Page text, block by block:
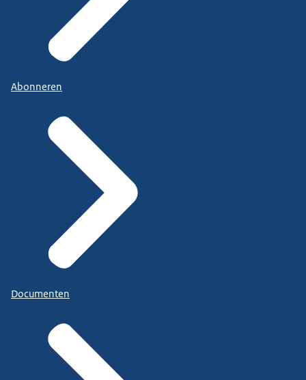
Abonneren
Documenten